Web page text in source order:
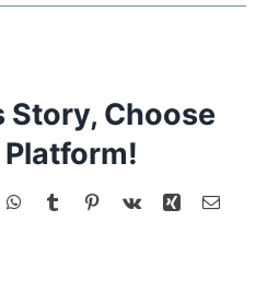
Story, Choose
WhatsApp
TumblrPinterest
Vk Xing Email